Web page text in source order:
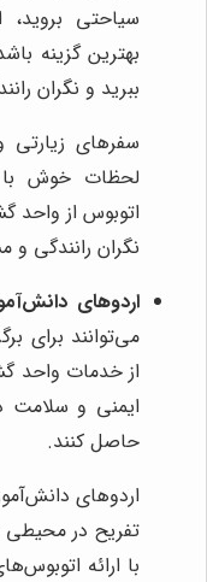
سیاحتی
بهترین گزینه
ببرید و نگران
سفرهای
لحظات خوش با
اتوبوس از واحد
نگران رانندگی و
اردوهای
می‌توانند برای
از خدمات واحد
ایمنی و سلامت
حاصل کنند.
اردوهای
تفریح در
با ارائه